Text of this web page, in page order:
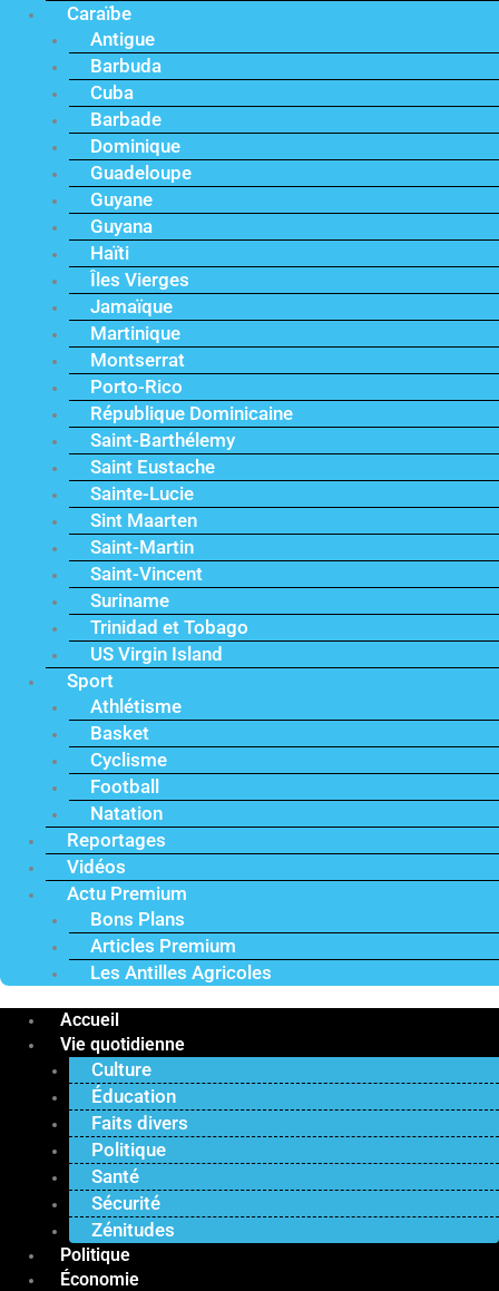
Caraïbe
Antigue
Barbuda
Cuba
Barbade
Dominique
Guadeloupe
Guyane
Guyana
Haïti
Îles Vierges
Jamaïque
Martinique
Montserrat
Porto-Rico
République Dominicaine
Saint-Barthélemy
Saint Eustache
Sainte-Lucie
Sint Maarten
Saint-Martin
Saint-Vincent
Suriname
Trinidad et Tobago
US Virgin Island
Sport
Athlétisme
Basket
Cyclisme
Football
Natation
Reportages
Vidéos
Actu Premium
Bons Plans
Articles Premium
Les Antilles Agricoles
Accueil
Vie quotidienne
Culture
Éducation
Faits divers
Politique
Santé
Sécurité
Zénitudes
Politique
Économie